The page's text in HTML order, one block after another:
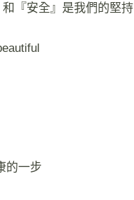
『安全』是我們的堅持
的一步